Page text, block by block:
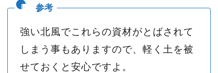
強い北風でこれらの資材がとばされて
しまう事もありますので、軽く土を被
せておくと安心ですよ。